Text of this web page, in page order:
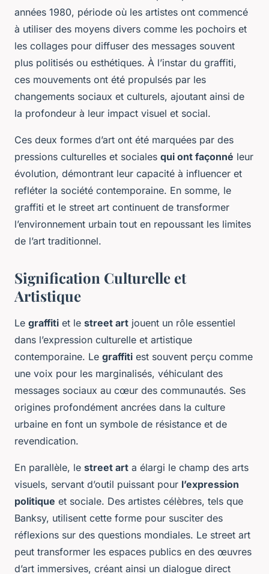
années 1980, période où les artistes ont commencé
à utiliser des moyens divers comme les pochoirs et
les collages pour diffuser des messages souvent
plus politisés ou esthétiques. À l’instar du graffiti,
ces mouvements ont été propulsés par les
changements sociaux et culturels, ajoutant ainsi de
la profondeur à leur impact visuel et social.
Ces deux formes d’art ont été marquées par des
pressions culturelles et sociales qui ont façonné leur
évolution, démontrant leur capacité à influencer et
refléter la société contemporaine. En somme, le
graffiti et le street art continuent de transformer
l’environnement urbain tout en repoussant les limites
de l’art traditionnel.
Signification Culturelle et
Artistique
Le graffiti et le street art jouent un rôle essentiel
dans l’expression culturelle et artistique
contemporaine. Le graffiti est souvent perçu comme
une voix pour les marginalisés, véhiculant des
messages sociaux au cœur des communautés. Ses
origines profondément ancrées dans la culture
urbaine en font un symbole de résistance et de
revendication.
En parallèle, le street art a élargi le champ des arts
visuels, servant d’outil puissant pour l’expression
politique et sociale. Des artistes célèbres, tels que
Banksy, utilisent cette forme pour susciter des
réflexions sur des questions mondiales. Le street art
peut transformer les espaces publics en des œuvres
d’art immersives, créant ainsi un dialogue direct